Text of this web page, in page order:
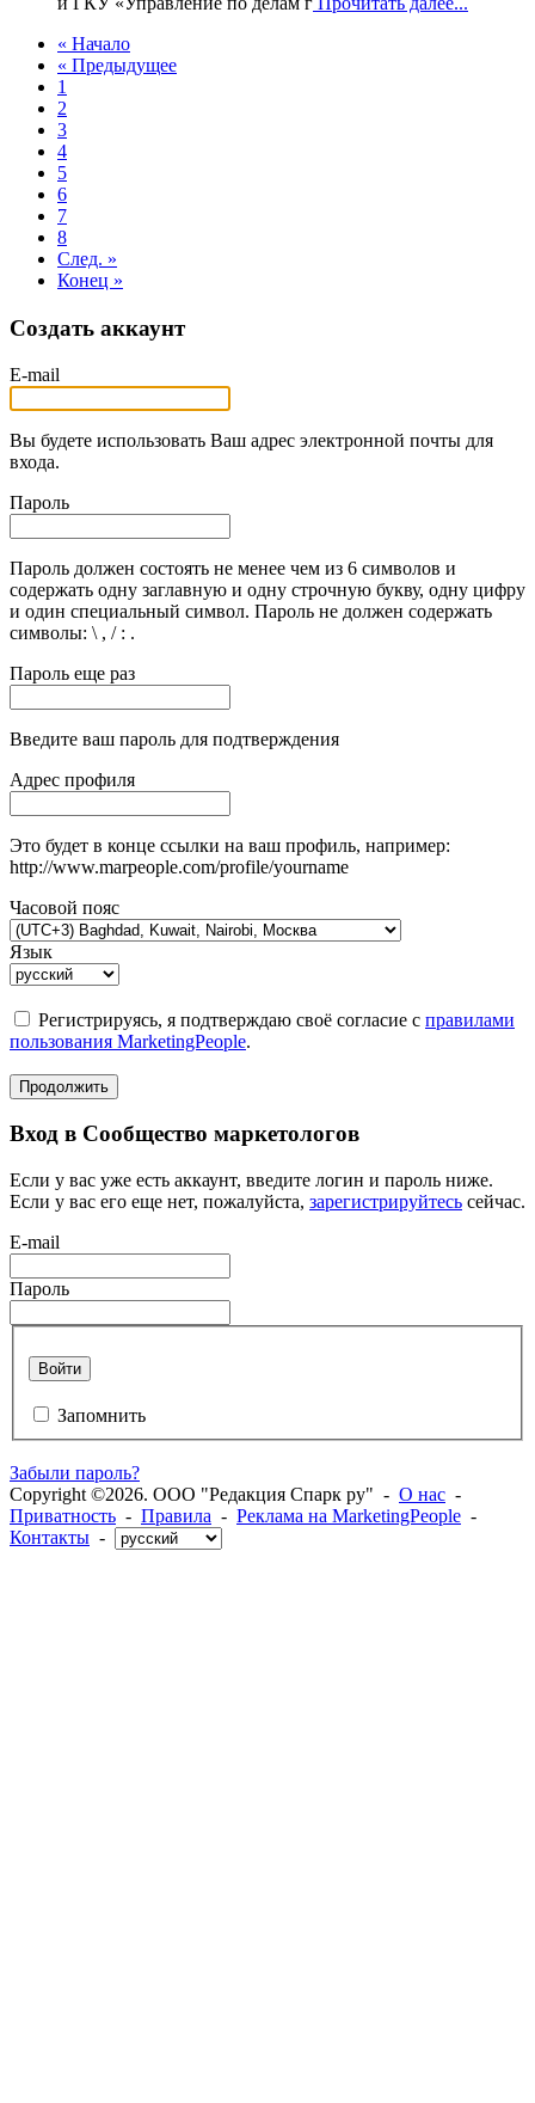
« Начало
« Предыдущее
1
2
3
4
5
6
7
8
След. »
Конец »
Создать аккаунт
E-mail
Вы будете использовать Ваш адрес электронной почты для
входа.
Пароль
Пароль должен состоять не менее чем из 6 символов и
содержать одну заглавную и одну строчную букву, одну цифру
и один специальный символ. Пароль не должен содержать
символы: \ , / : .
Пароль еще раз
Введите ваш пароль для подтверждения
Адрес профиля
Это будет в конце ссылки на ваш профиль, например:
http://www.marpeople.com/profile/yourname
Часовой пояс
Язык
Регистрируясь, я подтверждаю своё согласие с правилами
пользования MarketingPeople.
Продолжить
Вход в Сообщество маркетологов
Если у вас уже есть аккаунт, введите логин и пароль ниже.
Если у вас его еще нет, пожалуйста, зарегистрируйтесь сейчас.
E-mail
Пароль
Войти
Запомнить
Забыли пароль?
Copyright ©2026. ООО "Редакция Спарк ру" - О нас -
Приватность - Правила - Реклама на MarketingPeople -
Контакты -